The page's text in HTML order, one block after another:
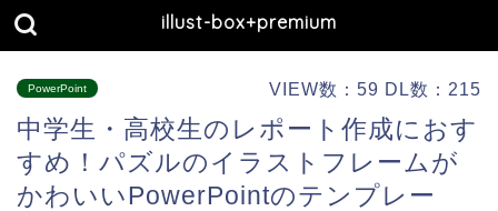
illust-box+premium
PowerPoint VIEW数：59 DL数：215
中学生・高校生のレポート作成におす
すめ！パズルのイラストフレームが
かわいいPowerPointのテンプレー